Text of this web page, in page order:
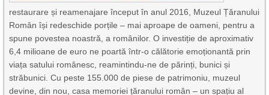
restaurare și reamenajare început în anul 2016, Muzeul Țăranului
Român își redeschide porțile – mai aproape de oameni, pentru a
spune povestea noastră, a românilor. O investiție de aproximativ
6,4 milioane de euro ne poartă într-o călătorie emoționantă prin
viața satului românesc, reamintindu-ne de părinți, bunici și
străbunici. Cu peste 155.000 de piese de patrimoniu, muzeul
devine, din nou, casa memoriei țăranului român – un spațiu al